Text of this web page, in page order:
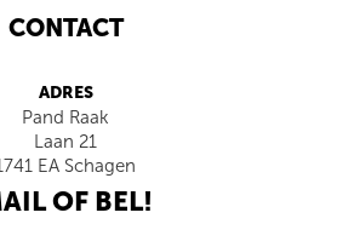
CONTACT
ADRES
Pand Raak
Laan 21
EA Schagen
OF BEL!